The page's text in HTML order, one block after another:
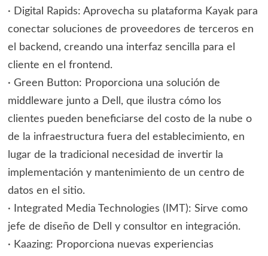
· Digital Rapids: Aprovecha su plataforma Kayak para
conectar soluciones de proveedores de terceros en
el backend, creando una interfaz sencilla para el
cliente en el frontend.
· Green Button: Proporciona una solución de
middleware junto a Dell, que ilustra cómo los
clientes pueden beneficiarse del costo de la nube o
de la infraestructura fuera del establecimiento, en
lugar de la tradicional necesidad de invertir la
implementación y mantenimiento de un centro de
datos en el sitio.
· Integrated Media Technologies (IMT): Sirve como
jefe de diseño de Dell y consultor en integración.
· Kaazing: Proporciona nuevas experiencias